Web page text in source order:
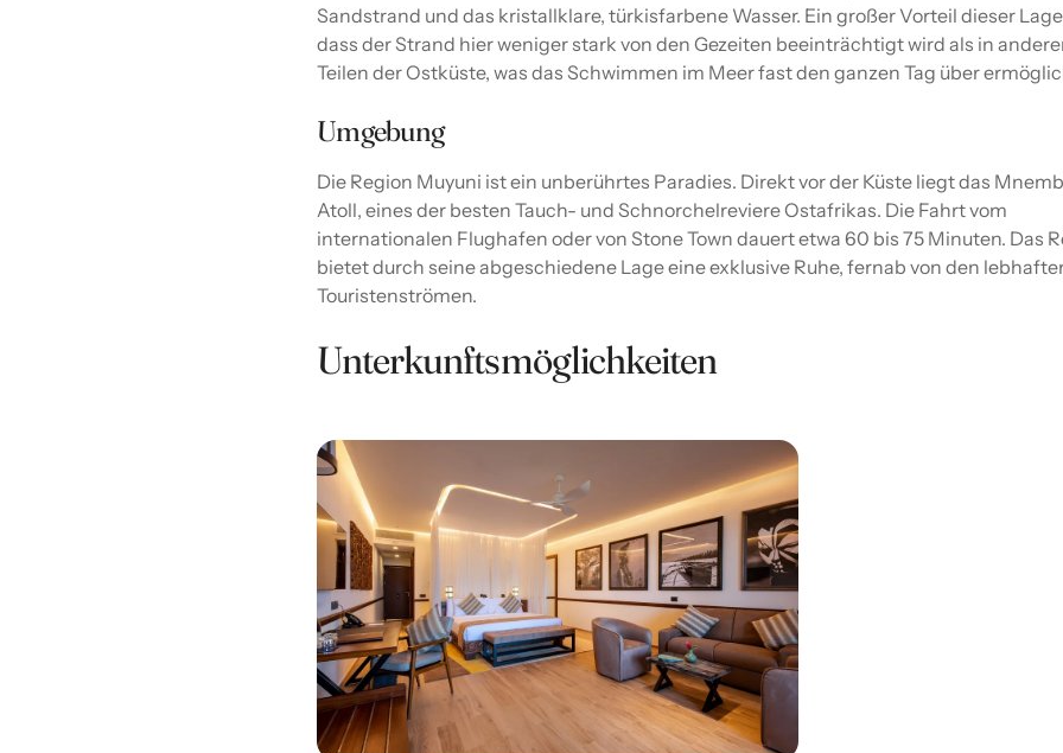
Sandstrand und das kristallklare, türkisfarbene Wasser. Ein großer Vorteil dieser
dass der Strand hier weniger stark von den Gezeiten beeinträchtigt wird als in
Teilen der Ostküste, was das Schwimmen im Meer fast den ganzen Tag über
Umgebung
Die Region Muyuni ist ein unberührtes Paradies. Direkt vor der Küste liegt das
Atoll, eines der besten Tauch- und Schnorchelreviere Ostafrikas. Die Fahrt vom
internationalen Flughafen oder von Stone Town dauert etwa 60 bis 75 Minuten. Das
bietet durch seine abgeschiedene Lage eine exklusive Ruhe, fernab von den
Touristenströmen.
Unterkunftsmöglichkeiten